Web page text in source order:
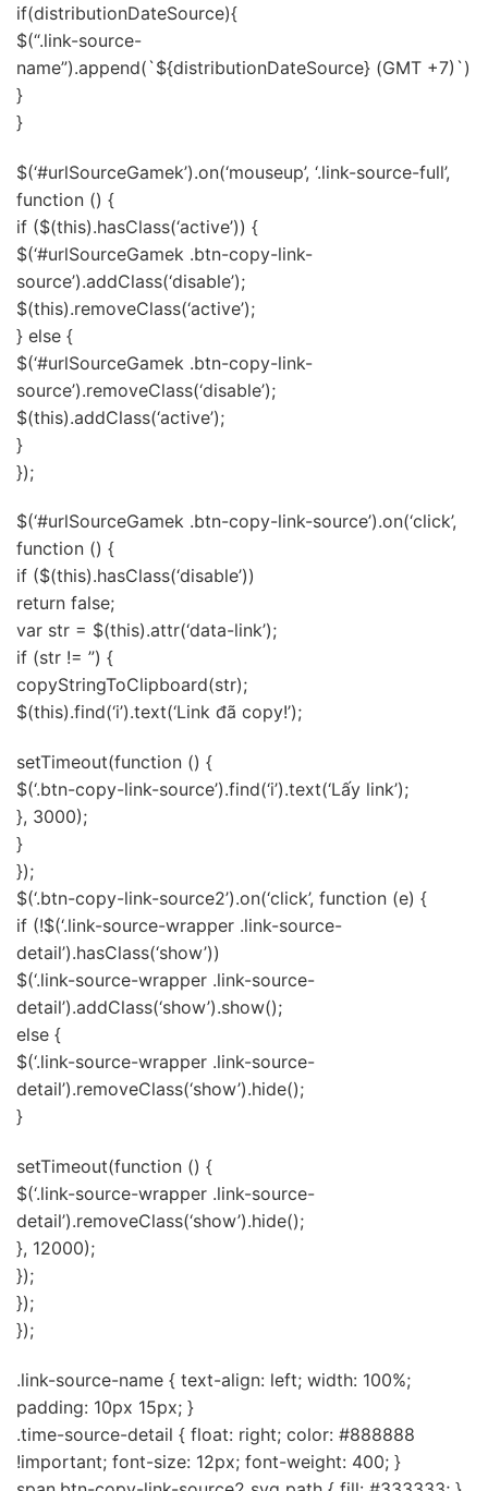
if(distributionDateSource){
$(“.link-source-
name”).append(`${distributionDateSource} (GMT +7)`)
}
}
$(‘#urlSourceGamek’).on(‘mouseup’, ‘.link-source-full’,
function () {
if ($(this).hasClass(‘active’)) {
$(‘#urlSourceGamek .btn-copy-link-
source’).addClass(‘disable’);
$(this).removeClass(‘active’);
} else {
$(‘#urlSourceGamek .btn-copy-link-
source’).removeClass(‘disable’);
$(this).addClass(‘active’);
}
});
$(‘#urlSourceGamek .btn-copy-link-source’).on(‘click’,
function () {
if ($(this).hasClass(‘disable’))
return false;
var str = $(this).attr(‘data-link’);
if (str != ”) {
copyStringToClipboard(str);
$(this).find(‘i’).text(‘Link đã copy!’);
setTimeout(function () {
$(‘.btn-copy-link-source’).find(‘i’).text(‘Lấy link’);
}, 3000);
}
});
$(‘.btn-copy-link-source2’).on(‘click’, function (e) {
if (!$(‘.link-source-wrapper .link-source-
detail’).hasClass(‘show’))
$(‘.link-source-wrapper .link-source-
detail’).addClass(‘show’).show();
else {
$(‘.link-source-wrapper .link-source-
detail’).removeClass(‘show’).hide();
}
setTimeout(function () {
$(‘.link-source-wrapper .link-source-
detail’).removeClass(‘show’).hide();
}, 12000);
});
});
});
.link-source-name { text-align: left; width: 100%;
padding: 10px 15px; }
.time-source-detail { float: right; color: #888888
!important; font-size: 12px; font-weight: 400; }